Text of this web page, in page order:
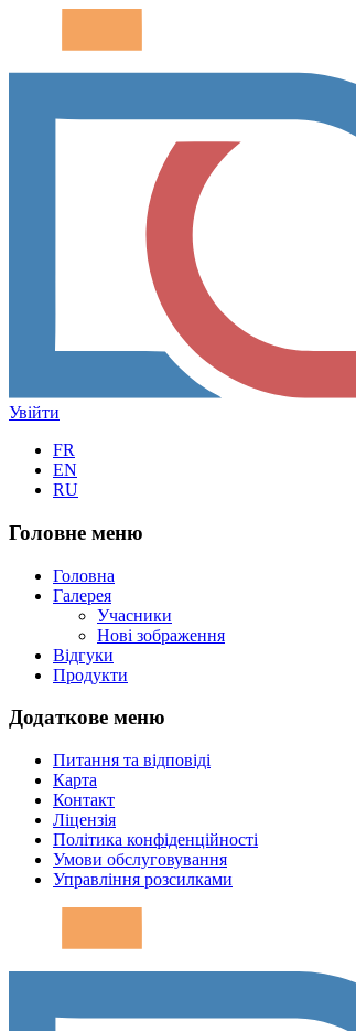
Увійти
FR
EN
RU
Головне меню
Головна
Галерея
Учасники
Нові зображення
Відгуки
Продукти
Додаткове меню
Питання та відповіді
Карта
Контакт
Ліцензія
Політика конфіденційності
Умови обслуговування
Управління розсилками